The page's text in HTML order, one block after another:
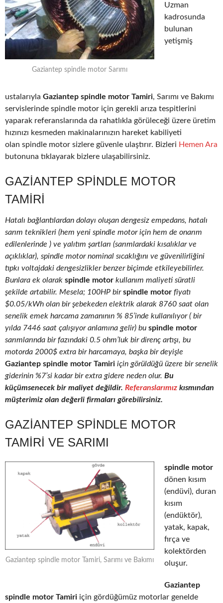
Gaziantep spindle motor Sarımı
Uzman
kadrosunda
bulunan
yetişmiş
ustalarıyla Gaziantep spindle motor Tamiri, Sarımı ve Bakımı
servislerinde spindle motor için gerekli arıza tespitlerini
yaparak referanslarında da rahatlıkla görüleceği üzere üretim
hızınızı kesmeden makinalarınızın hareket kabiliyeti
olan spindle motor sizlere güvenle ulaştırır. Bizleri Hemen Ara
butonuna tıklayarak bizlere ulaşabilirsiniz.
GAZIANTEP SPINDLE MOTOR
TAMIRI
Hatalı bağlantılardan dolayı oluşan dengesiz empedans, hatalı
sarım teknikleri (hem yeni spindle motor için hem de onarım
edilenlerinde ) ve yalıtım şartları (sarımlardaki kısalıklar ve
açıklıklar), spindle motor nominal sıcaklığını ve güvenilirliğini
tıpkı voltajdaki dengesizlikler benzer biçimde etkileyebilirler.
Bunlara ek olarak spindle motor kullanım maliyeti süratli
şekilde artabilir. Mesela; 100HP birspindle motor fiyatı
$0.05/kWh olan bir şebekeden elektrik alarak 8760 saat olan
senelik emek harcama zamanının % 85’inde kullanılıyor ( bir
yılda 7446 saat çalışıyor anlamına gelir) bu spindle motor
sarımlarında bir fazındaki 0.5 ohm’luk bir direnç artışı, bu
motorda 2000$ extra bir harcamaya, başka bir deyişle
Gaziantep spindle motor Tamiri için görüldüğü üzere bir senelik
giderinin %7’si kadar bir extra gidere neden olur. Bu
küçümsenecek bir maliyet değildir. Referanslarımız kısmından
müşterimiz olan değerli firmaları görebilirsiniz.
GAZIANTEP SPINDLE MOTOR
TAMIRI VE SARIMI
Gaziantep spindle motor Tamiri, Sarımı ve Bakımı
spindle motor
dönen kısım
(endüvi), duran
kısım
(endüktör),
yatak, kapak,
fırça ve
kolektörden
oluşur.
Gaziantep
spindle motor Tamiri için gördüğümüz motorlar genelde